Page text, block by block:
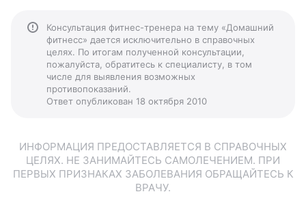
Консультация фитнес-тренера на тему «Домашний
фитнесс» дается исключительно в справочных
целях. По итогам полученной консультации,
пожалуйста, обратитесь к специалисту, в том
числе для выявления возможных
противопоказаний.
Ответ опубликован 18 октября 2010
ИНФОРМАЦИЯ ПРЕДОСТАВЛЯЕТСЯ В СПРАВОЧНЫХ
ЦЕЛЯХ. НЕ ЗАНИМАЙТЕСЬ САМОЛЕЧЕНИЕМ. ПРИ
ПЕРВЫХ ПРИЗНАКАХ ЗАБОЛЕВАНИЯ ОБРАЩАЙТЕСЬ К
ВРАЧУ.